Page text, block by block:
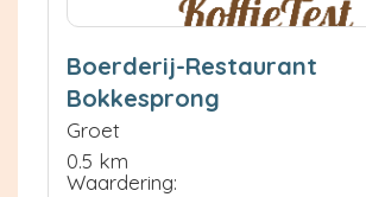
Boerderij-Restaurant
Bokkesprong
Groet
0.5 km
Waardering: